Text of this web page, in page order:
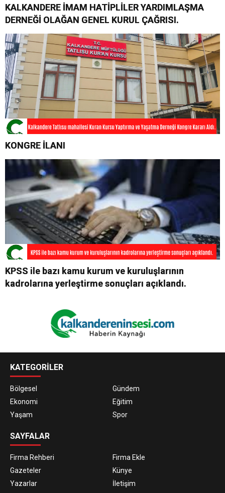
KALKANDERE İMAM HATİPLİLER YARDIMLAŞMA
DERNEĞİ OLAĞAN GENEL KURUL ÇAĞRISI.
KONGRE İLANI
KPSS ile bazı kamu kurum ve kuruluşlarının
kadrolarına yerleştirme sonuçları açıklandı.
KATEGORİLER
Bölgesel
Gündem
Ekonomi
Eğitim
Yaşam
Spor
SAYFALAR
Firma Rehberi
Firma Ekle
Gazeteler
Künye
Yazarlar
İletişim